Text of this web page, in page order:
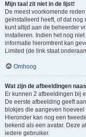
Mijn taal zit niet in de lijst!
De meest voorkomende
geïnstalleerd heeft, of dat nog
kunt altijd aan de beheerder
installeren. Indien het nog
informatie hieromtrent kan
Limited (de link staat
Omhoog
Wat zijn de afbeeldingen
Er kunnen 2 afbeeldingen bij
De eerste afbeelding geeft
blokjes die aangeven
Hieronder kan nog een
bekend als een avatar. Deze
iedere gebruiker.